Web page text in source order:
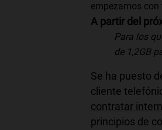
empezamos
A partir del
Para los
de 1,2GB
Se ha puesto
cliente
contratar
principios de